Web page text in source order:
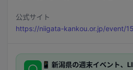
公式サイト
https://niigata-kankou.or.jp/event/
📱 新潟県の週末イベント、